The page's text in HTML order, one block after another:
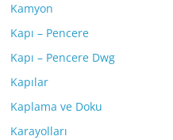
Kamyon
Kapı – Pencere
Kapı – Pencere Dwg
Kapılar
Kaplama ve Doku
Karayolları